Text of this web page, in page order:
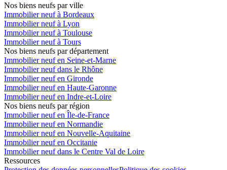
Nos biens neufs par ville
Immobilier neuf à Bordeaux
Immobilier neuf à Lyon
Immobilier neuf à Toulouse
Immobilier neuf à Tours
Nos biens neufs par département
Immobilier neuf en Seine-et-Marne
Immobilier neuf dans le Rhône
Immobilier neuf en Gironde
Immobilier neuf en Haute-Garonne
Immobilier neuf en Indre-et-Loire
Nos biens neufs par région
Immobilier neuf en Île-de-France
Immobilier neuf en Normandie
Immobilier neuf en Nouvelle-Aquitaine
Immobilier neuf en Occitanie
Immobilier neuf dans le Centre Val de Loire
Ressources